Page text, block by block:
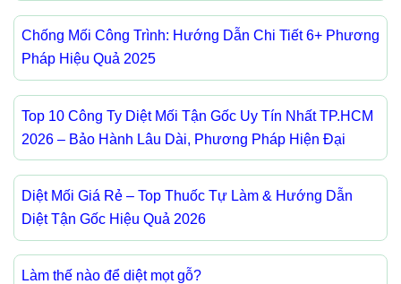
Chống Mối Công Trình: Hướng Dẫn Chi Tiết 6+ Phương
Pháp Hiệu Quả 2025
Top 10 Công Ty Diệt Mối Tận Gốc Uy Tín Nhất TP.HCM
2026 – Bảo Hành Lâu Dài, Phương Pháp Hiện Đại
Diệt Mối Giá Rẻ – Top Thuốc Tự Làm & Hướng Dẫn
Diệt Tận Gốc Hiệu Quả 2026
Làm thế nào để diệt mọt gỗ?